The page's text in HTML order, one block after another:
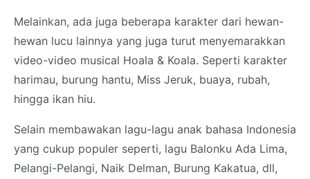
Melainkan, ada juga beberapa karakter dari hewan-
hewan lucu lainnya yang juga turut menyemarakkan
video-video musical Hoala & Koala. Seperti karakter
harimau, burung hantu, Miss Jeruk, buaya, rubah,
hingga ikan hiu.
Selain membawakan lagu-lagu anak bahasa Indonesia
yang cukup populer seperti, lagu Balonku Ada Lima,
Pelangi-Pelangi, Naik Delman, Burung Kakatua, dll,